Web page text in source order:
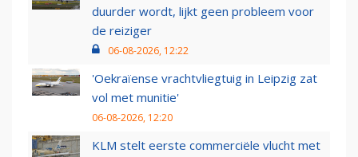
duurder wordt, lijkt geen probleem voor
de reiziger
06-08-2026, 12:22
'Oekraïense vrachtvliegtuig in Leipzig zat
vol met munitie'
06-08-2026, 12:20
KLM stelt eerste commerciële vlucht met